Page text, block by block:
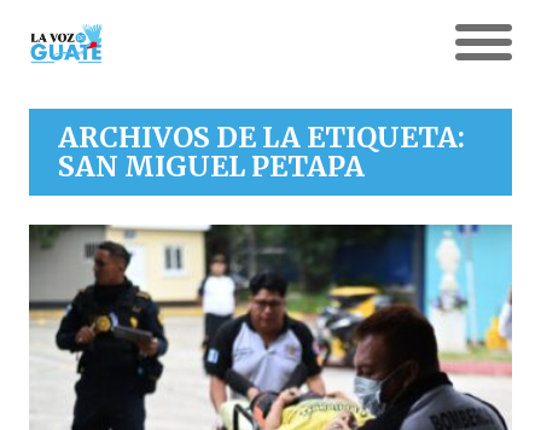
ARCHIVOS DE LA ETIQUETA:
SAN MIGUEL PETAPA